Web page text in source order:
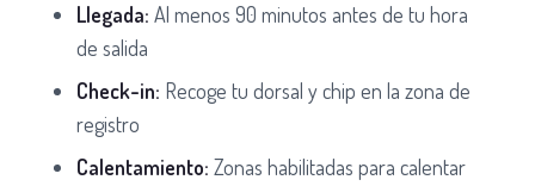
Llegada: Al menos 90 minutos antes de tu hora
de salida
Check-in: Recoge tu dorsal y chip en la zona de
registro
Calentamiento: Zonas habilitadas para calentar